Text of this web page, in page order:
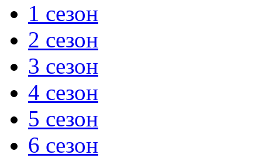
1 сезон
2 сезон
3 сезон
4 сезон
5 сезон
6 сезон